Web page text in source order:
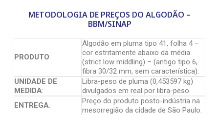
METODOLOGIA DE PREÇOS DO ALGODÃO –
BBM/SINAP
PRODUTO:
Algodão em pluma tipo 41, folha 4 –
cor estritamente abaixo da média
(strict low middling) – (antigo tipo 6,
fibra 30/32 mm, sem característica).
UNIDADE DE
MEDIDA:
Libra-peso de pluma (0,453597 kg)
divulgados em real por libra-peso.
ENTREGA:
Preço do produto posto-indústria na
mesorregião da cidade de São Paulo.